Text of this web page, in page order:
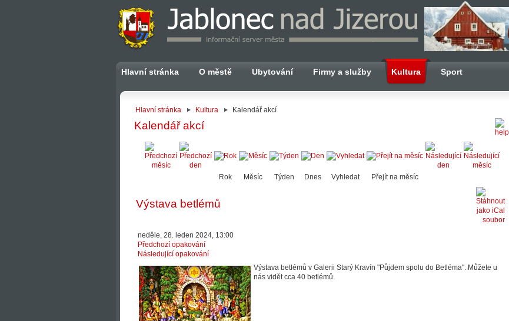
Hlavní stránka O městě Ubytování Firmy a služby Kultura Sport
Hlavní stránka Kultura Kalendář akcí
Kalendář akcí
Rok Měsíc Týden Dnes Vyhledat Přejít na měsíc
Výstava betlémů
neděle, 28. leden 2024, 13:00
Předchozí opakování
Následující opakování
Výstava betlémů v Galerii Starý Kravín "Půjdem spolu do Betléma". Můžete u
nás vidět cca 40 betlémů.